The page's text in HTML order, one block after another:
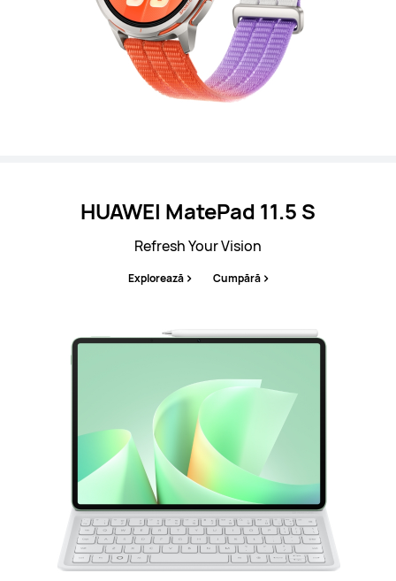
HUAWEI MatePad 11.5 S
Refresh Your Vision
Explorează Cumpără